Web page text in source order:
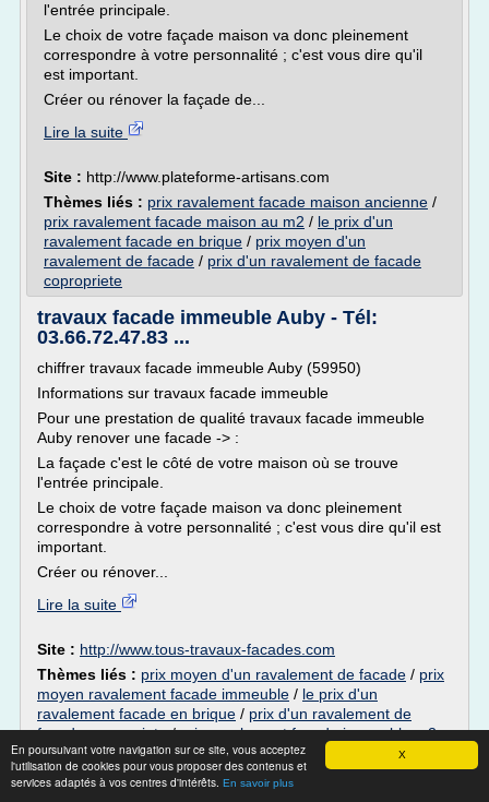
X
En poursuivant votre navigation sur ce site, vous acceptez
l'utilisation de cookies pour vous proposer des contenus et
services adaptés à vos centres d'intérêts. En savoir plus
l'entrée principale.
Le choix de votre façade maison va donc pleinement
correspondre à votre personnalité ; c'est vous dire qu'il
est important.
Créer ou rénover la façade de...
Lire la suite
Site : http://www.plateforme-artisans.com
Thèmes liés : prix ravalement facade maison ancienne /
prix ravalement facade maison au m2 / le prix d'un
ravalement facade en brique / prix moyen d'un
ravalement de facade / prix d'un ravalement de facade
copropriete
travaux facade immeuble Auby - Tél:
03.66.72.47.83 ...
chiffrer travaux facade immeuble Auby (59950)
Informations sur travaux facade immeuble
Pour une prestation de qualité travaux facade immeuble
Auby renover une facade -> :
La façade c'est le côté de votre maison où se trouve
l'entrée principale.
Le choix de votre façade maison va donc pleinement
correspondre à votre personnalité ; c'est vous dire qu'il est
important.
Créer ou rénover...
Lire la suite
Site : http://www.tous-travaux-facades.com
Thèmes liés : prix moyen d'un ravalement de facade / prix
moyen ravalement facade immeuble / le prix d'un
ravalement facade en brique / prix d'un ravalement de
facade copropriete/prix ravalement facade immeuble m2
travaux facade immeuble Leers - Tél:
03.66.72.47.83 ...